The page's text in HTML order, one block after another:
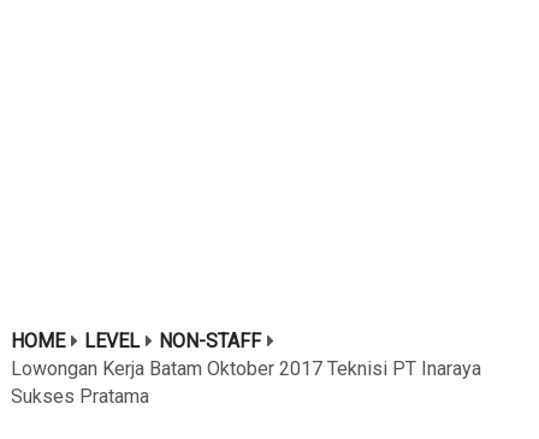
HOME LEVEL
NON-STAFF
Lowongan Kerja Batam Oktober 2017 Teknisi PT Inaraya
Sukses Pratama